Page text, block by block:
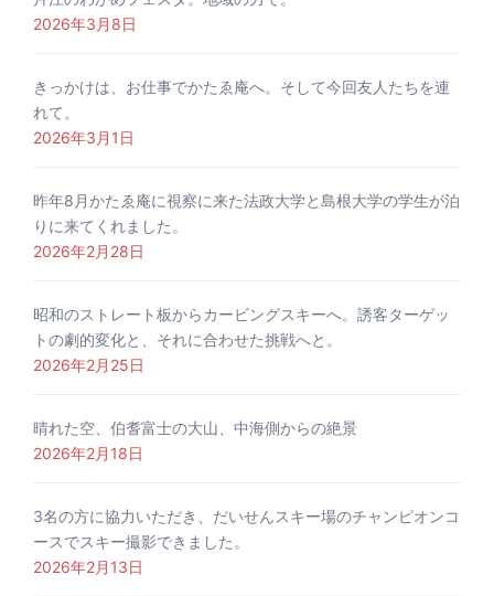
2026年3月8日
きっかけは、お仕事でかたゑ庵へ。そして今回友人たちを連
れて。
2026年3月1日
昨年8月かたゑ庵に視察に来た法政大学と島根大学の学生が泊
りに来てくれました。
2026年2月28日
昭和のストレート板からカービングスキーへ。誘客ターゲッ
トの劇的変化と、それに合わせた挑戦へと。
2026年2月25日
晴れた空、伯耆富士の大山、中海側からの絶景
2026年2月18日
3名の方に協力いただき、だいせんスキー場のチャンピオンコ
ースでスキー撮影できました。
2026年2月13日